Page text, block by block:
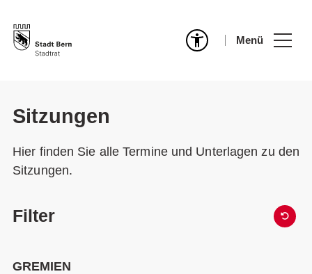
Menü
Sitzungen
Hier finden Sie alle Termine und Unterlagen zu den
Sitzungen.
Filter
GREMIEN